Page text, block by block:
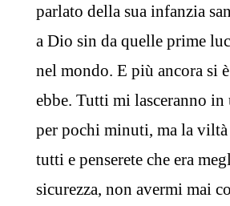
parlato della sua infanzia
a Dio sin da quelle prime
nel mondo. E più ancora si
ebbe. Tutti mi lasceranno in
per pochi minuti, ma la viltà
tutti e penserete che era
sicurezza, non avermi mai